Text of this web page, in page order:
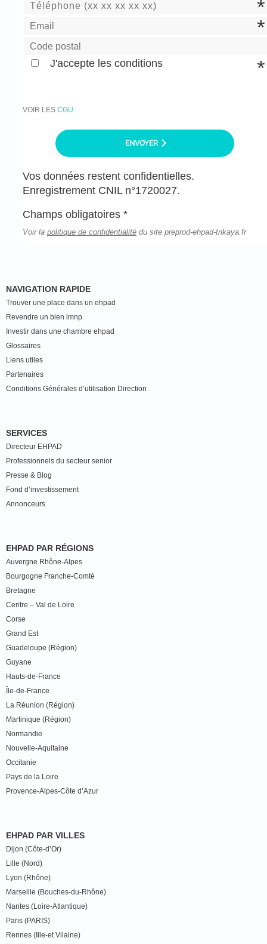
J'accepte les conditions
VOIR LES CGU
ENVOYER
Vos données restent confidentielles.
Enregistrement CNIL n°1720027.
Champs obligatoires *
Voir la politique de confidentialité du site preprod-ehpad-trikaya.fr
NAVIGATION RAPIDE
Trouver une place dans un ehpad
Revendre un bien lmnp
Investir dans une chambre ehpad
Glossaires
Liens utiles
Partenaires
Conditions Générales d’utilisation Direction
SERVICES
Directeur EHPAD
Professionnels du secteur senior
Presse & Blog
Fond d’investissement
Annonceurs
EHPAD PAR RÉGIONS
Auvergne Rhône-Alpes
Bourgogne Franche-Comté
Bretagne
Centre – Val de Loire
Corse
Grand Est
Guadeloupe (Région)
Guyane
Hauts-de-France
Île-de-France
La Réunion (Région)
Martinique (Région)
Normandie
Nouvelle-Aquitaine
Occitanie
Pays de la Loire
Provence-Alpes-Côte d’Azur
EHPAD PAR VILLES
Dijon (Côte-d’Or)
Lille (Nord)
Lyon (Rhône)
Marseille (Bouches-du-Rhône)
Nantes (Loire-Atlantique)
Paris (PARIS)
Rennes (Ille-et Vilaine)